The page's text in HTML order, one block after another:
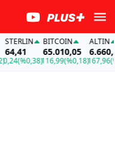
64,41
(%0,38)
BITCOIN
65.010,05
116,99(%0,18)
ALTIN
6.660,55
167,96